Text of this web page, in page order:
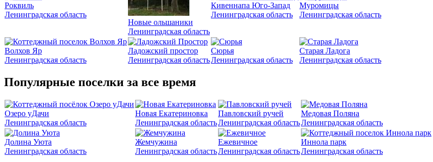
Роквиль
Ленинградская область
Новые ольшаники
Ленинградская область
Кивеннапа Юго-Запад
Ленинградская область
Муромицы
Ленинградская область
Волхов Яр
Ленинградская область
Ладожский простор
Ленинградская область
Сюрья
Ленинградская область
Старая Ладога
Ленинградская область
Популярные поселки за все время
Озеро уДачи
Ленинградская область
Новая Екатериновка
Ленинградская область
Павловский ручей
Ленинградская область
Медовая Поляна
Ленинградская область
Долина Уюта
Ленинградская область
Жемчужина
Ленинградская область
Ежевичное
Ленинградская область
Иннола парк
Ленинградская область